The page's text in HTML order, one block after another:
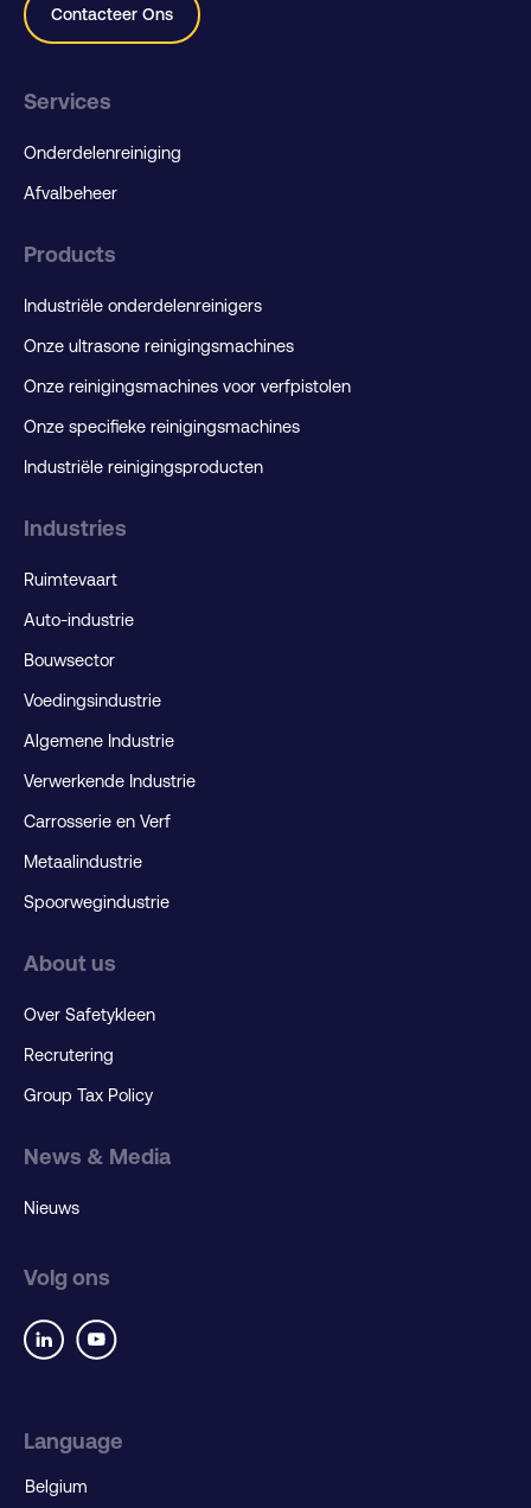
Contacteer Ons
Services
Onderdelenreiniging
Afvalbeheer
Products
Industriële onderdelenreinigers
Onze ultrasone reinigingsmachines
Onze reinigingsmachines voor verfpistolen
Onze specifieke reinigingsmachines
Industriële reinigingsproducten
Industries
Ruimtevaart
Auto-industrie
Bouwsector
Voedingsindustrie
Algemene Industrie
Verwerkende Industrie
Carrosserie en Verf
Metaalindustrie
Spoorwegindustrie
About us
Over Safetykleen
Recrutering
Group Tax Policy
News & Media
Nieuws
Volg ons
Language